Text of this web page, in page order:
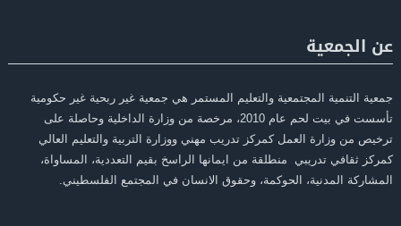
عن الجمعية
جمعية التنمية المجتمعية والتعليم المستمر هي جمعية غير ربحية غير حكومية
تأسست في بيت لحم عام 2010، مرخصة من وزارة الداخلية وحاصلة على
ترخيص من وزارة العمل كمركز تدريب مهني ووزارة التربية والتعليم العالي
كمركز ثقافي تدريبي منطلقة من ايمانها الراسخ بقيم التعددية، المساواة،
المشاركة المدنية، الحوكمة، وحقوق الانسان في المجتمع الفلسطيني.